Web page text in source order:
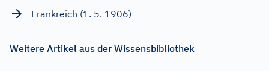
Frankreich (1. 5. 1906)
Weitere Artikel aus der Wissensbibliothek